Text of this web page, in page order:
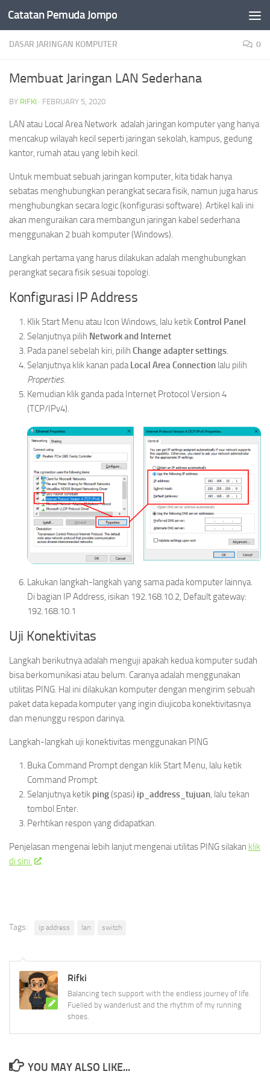
Skip to content
Catatan Pemuda Jompo
DASAR JARINGAN KOMPUTER 0
Membuat Jaringan LAN Sederhana
BY RIFKI · FEBRUARY 5, 2020
LAN atau Local Area Network adalah jaringan komputer yang hanya
mencakup wilayah kecil seperti jaringan sekolah, kampus, gedung
kantor, rumah atau yang lebih kecil.
Untuk membuat sebuah jaringan komputer, kita tidak hanya
sebatas menghubungkan perangkat secara fisik, namun juga harus
menghubungkan secara logic (konfigurasi software). Artikel kali ini
akan menguraikan cara membangun jaringan kabel sederhana
menggunakan 2 buah komputer (Windows).
Langkah pertama yang harus dilakukan adalah menghubungkan
perangkat secara fisik sesuai topologi.
Konfigurasi IP Address
Klik Start Menu atau Icon Windows, lalu ketikControl Panel
Selanjutnya pilih Network and Internet
Pada panel sebelah kiri, pilih Change adapter settings.
Selanjutnya klik kanan padaLocal Area Connection lalu pilih
Properties.
Kemudian klik ganda pada Internet Protocol Version 4
(TCP/IPv4).
Lakukan langkah-langkah yang sama pada komputer lainnya.
Di bagian IP Address, isikan 192.168.10.2, Default gateway:
192.168.10.1
Uji Konektivitas
Langkah berikutnya adalah menguji apakah kedua komputer sudah
bisa berkomunikasi atau belum. Caranya adalah menggunakan
utilitas PING. Hal ini dilakukan komputer dengan mengirim sebuah
paket data kepada komputer yang ingin diujicoba konektivitasnya
dan menunggu respon darinya.
Langkah-langkah uji konektivitas menggunakan PING
Buka Command Prompt dengan klik Start Menu, lalu ketik
Command Prompt.
Selanjutnya ketik ping(spasi) ip_address_tujuan, lalu tekan
tombol Enter.
Perhtikan respon yang didapatkan.
Penjelasan mengenai lebih lanjut mengenai utilitas PING silakan klik
di sini.
Tags: ip address lan switch
Rifki
Balancing tech support with the endless journey of life.
Fuelled by wanderlust and the rhythm of my running
shoes.
YOU MAY ALSO LIKE...